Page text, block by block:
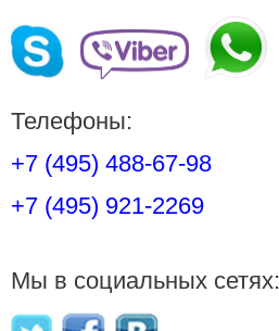
Телефоны:
+7 (495) 488-67-98
+7 (495) 921-2269
Мы в социальных сетях: